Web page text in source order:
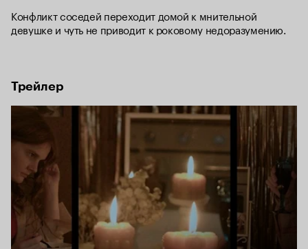
Конфликт соседей переходит домой к мнительной
девушке и чуть не приводит к роковому недоразумению.
Трейлер